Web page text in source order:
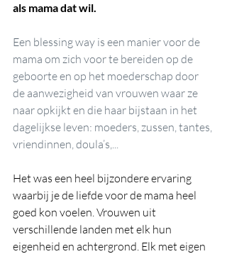
als mama dat wil.
Een blessing way is een manier voor de
mama om zich voor te bereiden op de
geboorte en op het moederschap door
de aanwezigheid van vrouwen waar ze
naar opkijkt en die haar bijstaan in het
dagelijkse leven: moeders, zussen, tantes,
vriendinnen, doula’s,...
Het was een heel bijzondere ervaring
waarbij je de liefde voor de mama heel
goed kon voelen. Vrouwen uit
verschillende landen met elk hun
eigenheid en achtergrond. Elk met eigen